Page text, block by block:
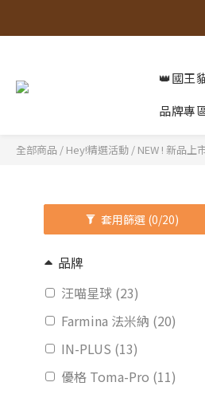
👑國王
品牌專
全部商品 / Hey!精選活動 / NEW ! 新品上
套用篩選 (0/20)
品牌
汪喵星球 (23)
Farmina 法米納 (20)
IN-PLUS (13)
優格 Toma-Pro (11)